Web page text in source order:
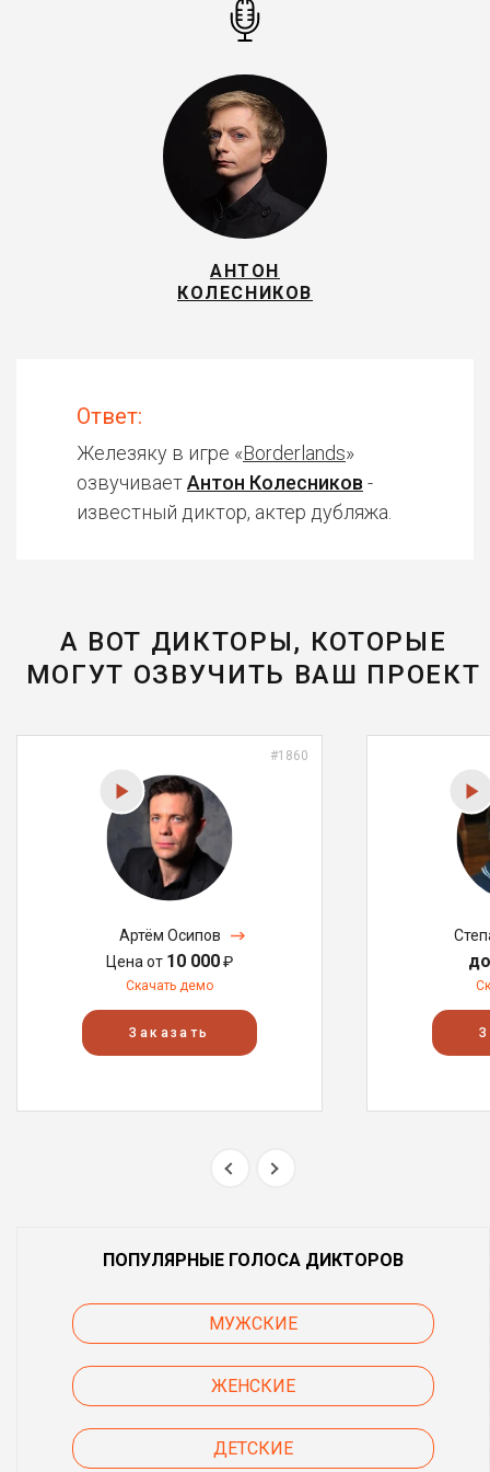
АНТОН
КОЛЕСНИКОВ
Ответ:
Железяку в игре «Borderlands»
озвучиваетАнтон Колесников -
известный диктор, актер дубляжа.
А ВОТ ДИКТОРЫ, КОТОРЫЕ
МОГУТ ОЗВУЧИТЬ ВАШ ПРОЕКТ
#1860
Артём Осипов
Цена от 10 000₽
Скачать демо
Заказать
ПОПУЛЯРНЫЕ ГОЛОСА ДИКТОРОВ
МУЖСКИЕ
ЖЕНСКИЕ
ДЕТСКИЕ